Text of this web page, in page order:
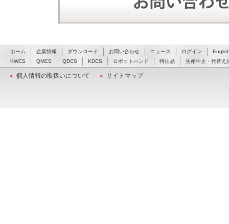
ホーム 企業情報 ダウンロード お問い合わせ ニュース ログイン
KWCS
QMCS QDCS KDCS ロボットハンド 特注品 生産中止・代替え
個人情報の取扱いについて サイトマップ